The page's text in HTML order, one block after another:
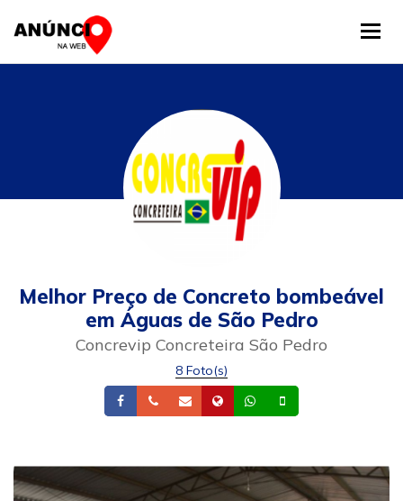
Melhor Preço de Concreto bombeável
em Águas de São Pedro
Concrevip Concreteira São Pedro
8 Foto(s)
FacebookTelefoneEmail Site Whatsapp